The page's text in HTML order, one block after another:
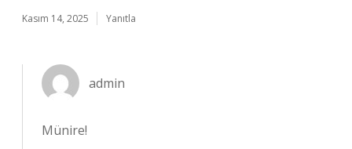
Kasım 14, 2025 Yanıtla
admin
Münire!